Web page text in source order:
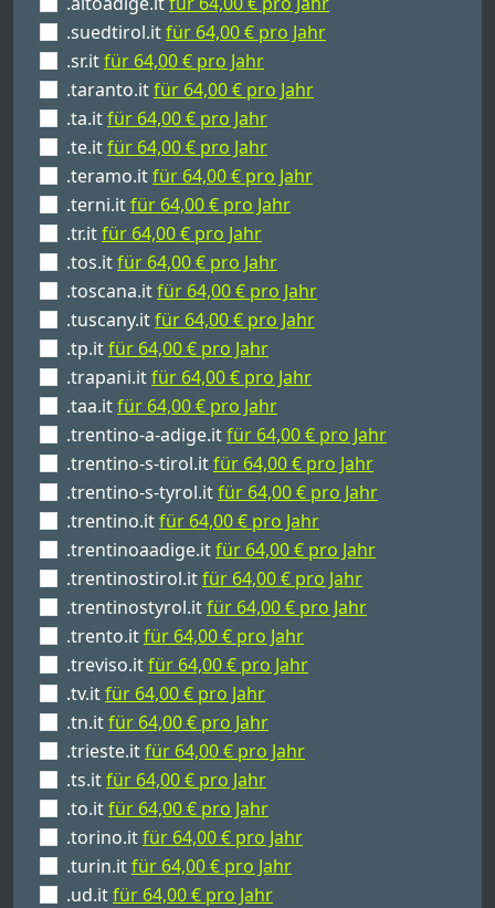
.suedtirol.itfür 64,00 € pro Jahr
.sr.itfür 64,00 € pro Jahr
.taranto.itfür 64,00 € pro Jahr
.ta.itfür 64,00 € pro Jahr
.te.itfür 64,00 € pro Jahr
.teramo.itfür 64,00 € pro Jahr
.terni.itfür 64,00 € pro Jahr
.tr.itfür 64,00 € pro Jahr
.tos.itfür 64,00 € pro Jahr
.toscana.itfür 64,00 € pro Jahr
.tuscany.itfür 64,00 € pro Jahr
.tp.itfür 64,00 € pro Jahr
.trapani.itfür 64,00 € pro Jahr
.taa.itfür 64,00 € pro Jahr
.trentino-a-adige.itfür 64,00 € pro Jahr
.trentino-s-tirol.itfür 64,00 € pro Jahr
.trentino-s-tyrol.itfür 64,00 € pro Jahr
.trentino.itfür 64,00 € pro Jahr
.trentinoaadige.itfür 64,00 € pro Jahr
.trentinostirol.itfür 64,00 € pro Jahr
.trentinostyrol.itfür 64,00 € pro Jahr
.trento.itfür 64,00 € pro Jahr
.treviso.itfür 64,00 € pro Jahr
.tv.itfür 64,00 € pro Jahr
.tn.itfür 64,00 € pro Jahr
.trieste.itfür 64,00 € pro Jahr
.ts.itfür 64,00 € pro Jahr
.to.itfür 64,00 € pro Jahr
.torino.itfür 64,00 € pro Jahr
.turin.itfür 64,00 € pro Jahr
.ud.itfür 64,00 € pro Jahr